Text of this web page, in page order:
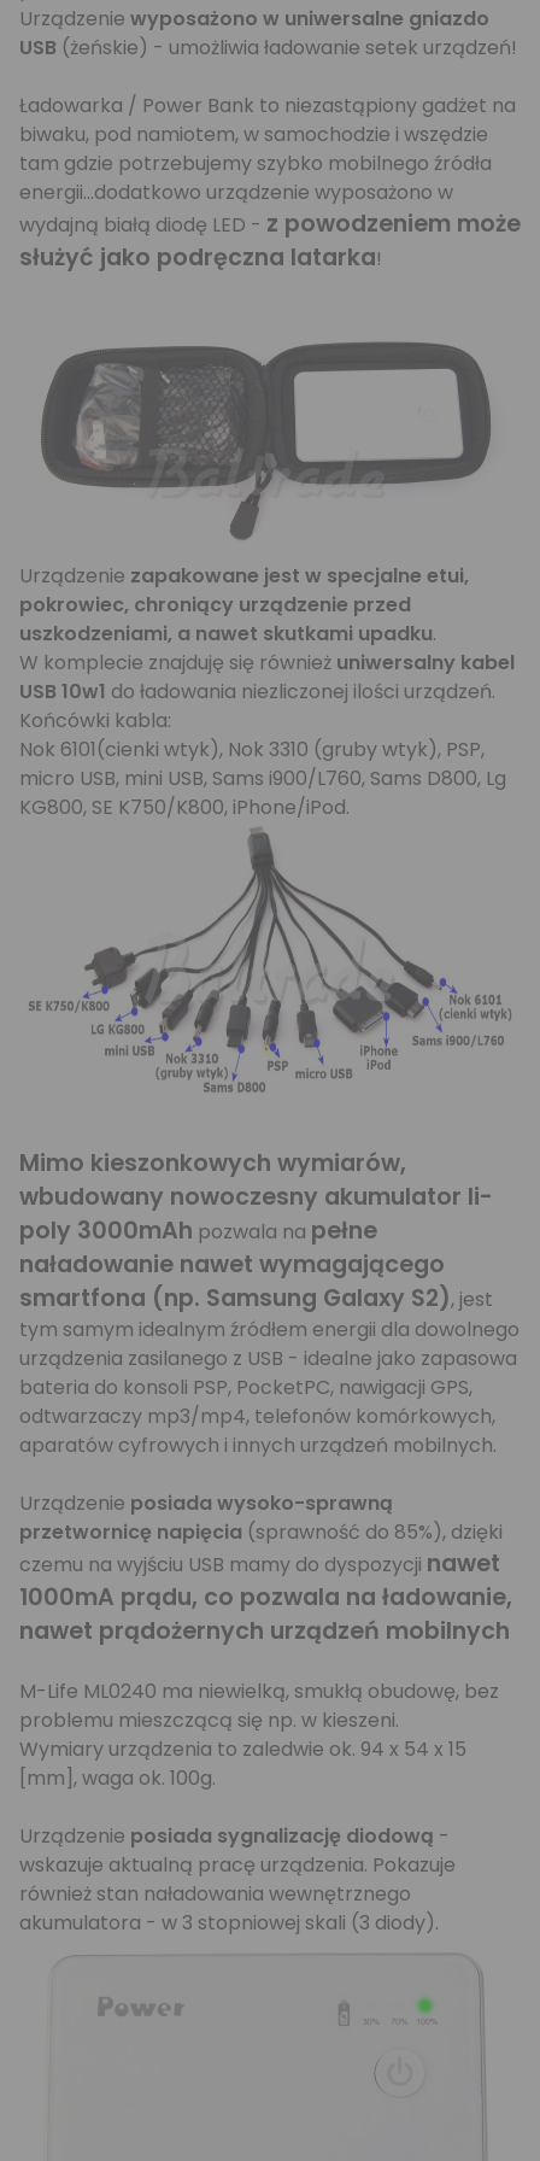
Urządzenie wyposażono w uniwersalne gniazdo
USB (żeńskie) - umożliwia ładowanie setek urządzeń!
Ładowarka / Power Bank to niezastąpiony gadżet na
biwaku, pod namiotem, w samochodzie i wszędzie
tam gdzie potrzebujemy szybko mobilnego źródła
energii...dodatkowo urządzenie wyposażono w
wydajną białą diodę LED - z powodzeniem może
służyć jako podręczna latarka!
Urządzenie zapakowane jest w specjalne etui,
pokrowiec, chroniący urządzenie przed
uszkodzeniami, a nawet skutkami upadku.
W komplecie znajduję się również uniwersalny kabel
USB 10w1 do ładowania niezliczonej ilości urządzeń.
Końcówki kabla:
Nok 6101(cienki wtyk), Nok 3310 (gruby wtyk), PSP,
micro USB, mini USB, Sams i900/L760, Sams D800, Lg
KG800, SE K750/K800, iPhone/iPod.
Mimo kieszonkowych wymiarów,
wbudowany nowoczesny akumulator li-
poly 3000mAh pozwala na pełne
naładowanie nawet wymagającego
smartfona (np. Samsung Galaxy S2), jest
tym samym idealnym źródłem energii dla dowolnego
urządzenia zasilanego z USB - idealne jako zapasowa
bateria do konsoli PSP, PocketPC, nawigacji GPS,
odtwarzaczy mp3/mp4, telefonów komórkowych,
aparatów cyfrowych i innych urządzeń mobilnych.
Urządzenie posiada wysoko-sprawną
przetwornicę napięcia (sprawność do 85%), dzięki
czemu na wyjściu USB mamy do dyspozycji nawet
1000mA prądu, co pozwala na ładowanie,
nawet prądożernych urządzeń mobilnych
M-Life ML0240 ma niewielką, smukłą obudowę, bez
problemu mieszczącą się np. w kieszeni.
Wymiary urządzenia to zaledwie ok. 94 x 54 x 15
[mm], waga ok. 100g.
Urządzenie posiada sygnalizację diodową -
wskazuje aktualną pracę urządzenia. Pokazuje
również stan naładowania wewnętrznego
akumulatora - w 3 stopniowej skali (3 diody).